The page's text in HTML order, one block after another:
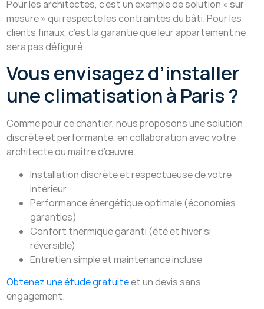
Pour les architectes, c’est un exemple de solution « sur
mesure » qui respecte les contraintes du bâti. Pour les
clients finaux, c’est la garantie que leur appartement ne
sera pas défiguré.
Vous envisagez d’installer
une climatisation à Paris ?
Comme pour ce chantier, nous proposons une solution
discrète et performante, en collaboration avec votre
architecte ou maître d’œuvre.
Installation discrète et respectueuse de votre
intérieur
Performance énergétique optimale (économies
garanties)
Confort thermique garanti (été et hiver si
réversible)
Entretien simple et maintenance incluse
Obtenez une étude gratuiteet un devis sans
engagement.